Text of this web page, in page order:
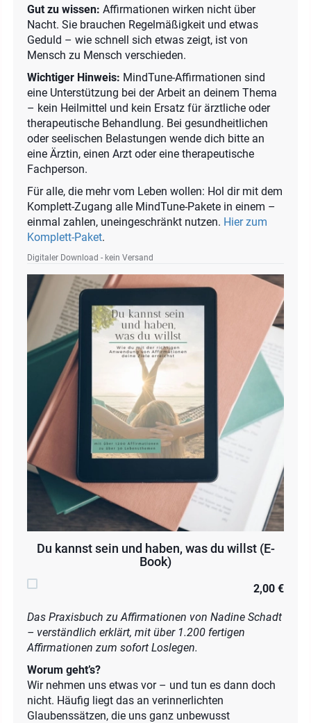
Gut zu wissen: Affirmationen wirken nicht über
Nacht. Sie brauchen Regelmäßigkeit und etwas
Geduld – wie schnell sich etwas zeigt, ist von
Mensch zu Mensch verschieden.
Wichtiger Hinweis: MindTune-Affirmationen sind
eine Unterstützung bei der Arbeit an deinem Thema
– kein Heilmittel und kein Ersatz für ärztliche oder
therapeutische Behandlung. Bei gesundheitlichen
oder seelischen Belastungen wende dich bitte an
eine Ärztin, einen Arzt oder eine therapeutische
Fachperson.
Für alle, die mehr vom Leben wollen: Hol dir mit dem
Komplett-Zugang alle MindTune-Pakete in einem –
einmal zahlen, uneingeschränkt nutzen. Hier zum
Komplett-Paket.
Digitaler Download - kein Versand
Du kannst sein und haben, was du willst (E-
Book)
2,00 €
Das Praxisbuch zu Affirmationen von Nadine Schadt
– verständlich erklärt, mit über 1.200 fertigen
Affirmationen zum sofort Loslegen.
Worum geht’s?
Wir nehmen uns etwas vor – und tun es dann doch
nicht. Häufig liegt das an verinnerlichten
Glaubenssätzen, die uns ganz unbewusst